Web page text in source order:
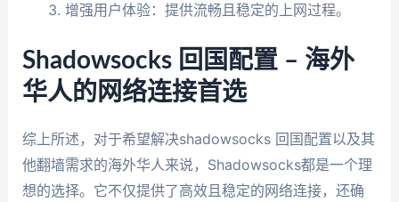
增强用户体验：提供流畅且稳定的上网过程。
Shadowsocks 回国配置 – 海外
华人的网络连接首选
综上所述，对于希望解决shadowsocks 回国配置以及其
他翻墙需求的海外华人来说，Shadowsocks都是一个理
想的选择。它不仅提供了高效且稳定的网络连接，还确